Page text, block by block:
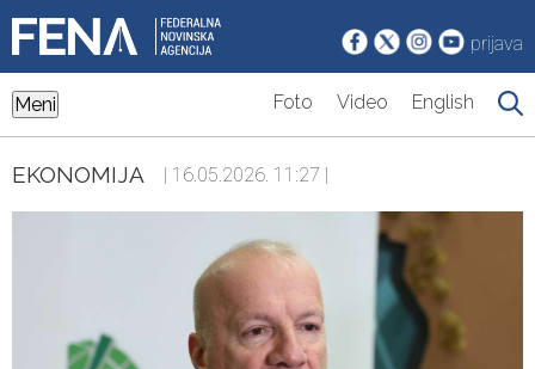
prijava
Meni Foto Video English
EKONOMIJA | 16.05.2026. 11:27 |